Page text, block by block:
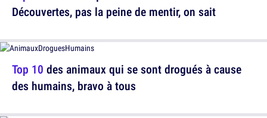
Top 10 des animaux qui se sont drogués à cause
des humains, bravo à tous
Découvertes, pas la peine de mentir, on sait